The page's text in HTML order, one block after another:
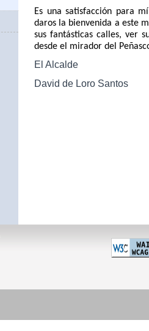
Es una satisfacción para
daros la bienvenida a este
sus fantásticas calles, ver
desde el mirador del
El Alcalde
David de Loro Santos